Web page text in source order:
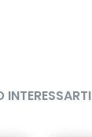
INTERESSARTI